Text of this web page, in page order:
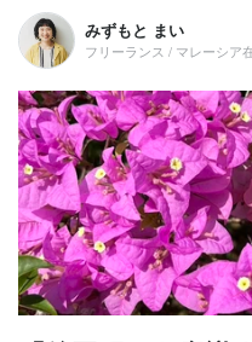
みずもと まい
フリーランス / マレーシア